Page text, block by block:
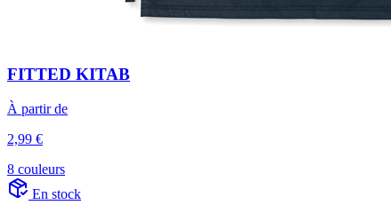
FITTED KITAB
À partir de
2,99 €
8 couleurs
En stock